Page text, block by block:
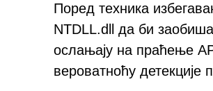
Поред техника
NTDLL.dll да би
ослањају на праћење
вероватноћу